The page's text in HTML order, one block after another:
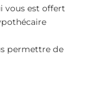
vous est offert
permettre de